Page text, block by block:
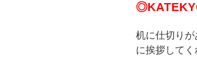
机に仕切り
に挨拶してく